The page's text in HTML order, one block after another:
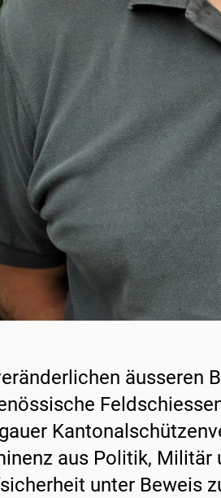
äusseren
aus Politik, Militär
unter Beweis